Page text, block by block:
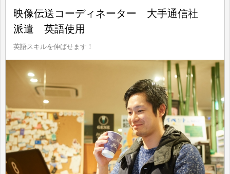
映像伝送コーディネーター 大手通信社
派遣 英語使用
英語スキルを伸ばせます！